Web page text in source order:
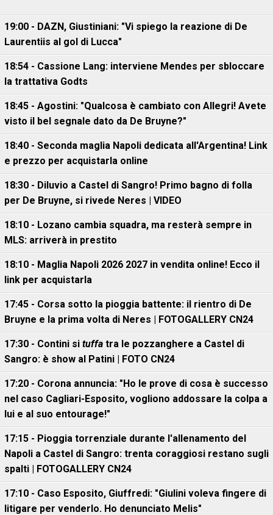
19:00 - DAZN, Giustiniani: "Vi spiego la reazione di De
Laurentiis al gol di Lucca"
18:54 - Cassione Lang: interviene Mendes per sbloccare
la trattativa Godts
18:45 - Agostini: "Qualcosa è cambiato con Allegri! Avete
visto il bel segnale dato da De Bruyne?"
18:40 - Seconda maglia Napoli dedicata all'Argentina! Link
e prezzo per acquistarla online
18:30 - Diluvio a Castel di Sangro! Primo bagno di folla
per De Bruyne, si rivede Neres | VIDEO
18:10 - Lozano cambia squadra, ma resterà sempre in
MLS: arriverà in prestito
18:10 - Maglia Napoli 2026 2027 in vendita online! Ecco il
link per acquistarla
17:45 - Corsa sotto la pioggia battente: il rientro di De
Bruyne e la prima volta di Neres | FOTOGALLERY CN24
17:30 - Contini si tuffa tra le pozzanghere a Castel di
Sangro: è show al Patini | FOTO CN24
17:20 - Corona annuncia: "Ho le prove di cosa è successo
nel caso Cagliari-Esposito, vogliono addossare la colpa a
lui e al suo entourage!"
17:15 - Pioggia torrenziale durante l'allenamento del
Napoli a Castel di Sangro: trenta coraggiosi restano sugli
spalti | FOTOGALLERY CN24
17:10 - Caso Esposito, Giuffredi: "Giulini voleva fingere di
litigare per venderlo. Ho denunciato Melis"